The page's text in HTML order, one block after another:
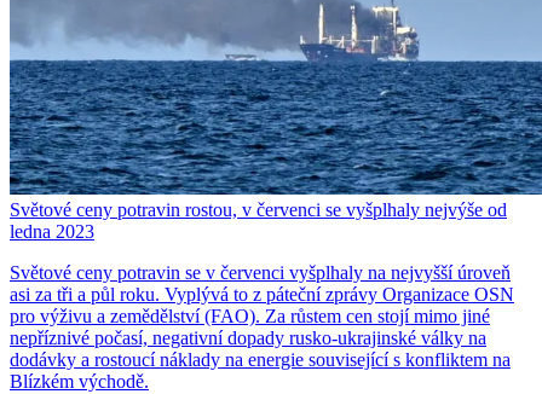
Světové ceny potravin rostou, v červenci se vyšplhaly nejvýše od
ledna 2023
Světové ceny potravin se v červenci vyšplhaly na nejvyšší úroveň
asi za tři a půl roku. Vyplývá to z páteční zprávy Organizace OSN
pro výživu a zemědělství (FAO). Za růstem cen stojí mimo jiné
nepříznivé počasí, negativní dopady rusko-ukrajinské války na
dodávky a rostoucí náklady na energie související s konfliktem na
Blízkém východě.